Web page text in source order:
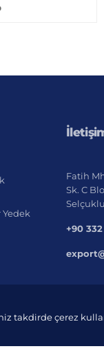
Yedek
Fatih
Sk. C
+90 332
takdirde çerez